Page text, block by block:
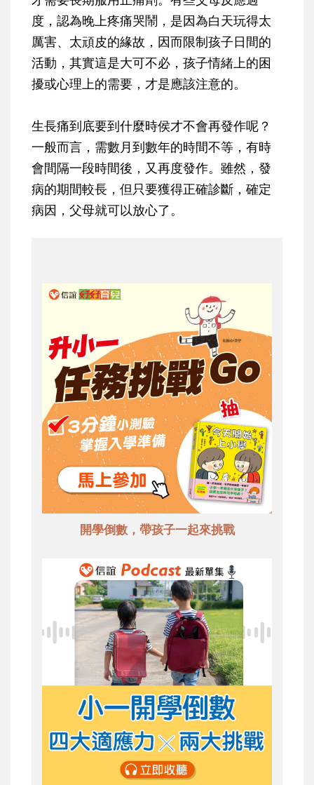
度，認為晚上疼痛哭鬧，是因為白天玩得太
厲害、太頑皮的緣故，因而限制孩子日間的
活動，其實這是大可不必，孩子情緒上的困
擾或心理上的需要，才是應該注意的。
生長痛到底要到什麼時侯才不會再發作呢？
一般而言，需數月到數年的時間不等，有時
會間隔一段時間後，又再度發作。雖然，發
病的期間較長，但只要獲得正確診斷，確定
病因，父母就可以放心了。
開學倒數，帶孩子一起來挑戰